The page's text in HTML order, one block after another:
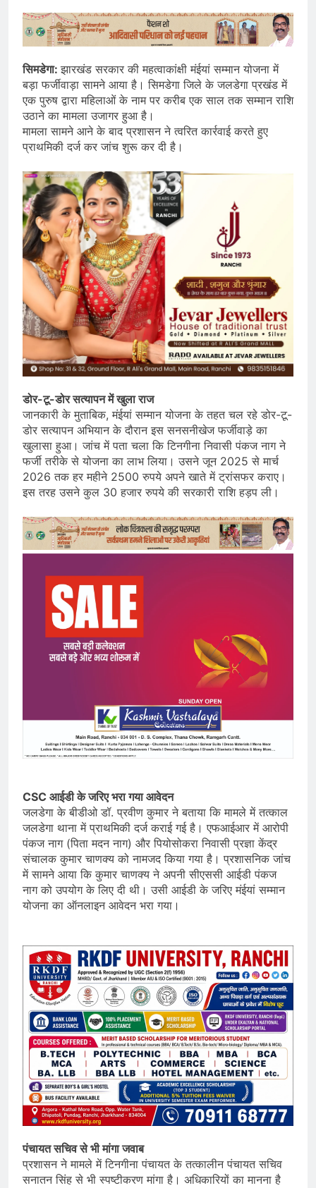
सिमडेगा:झारखंड सरकार की महत्वाकांक्षी मंईयां सम्मान योजना में
बड़ा फर्जीवाड़ा सामने आया है। सिमडेगा जिले के जलडेगा प्रखंड में
एक पुरुष द्वारा महिलाओं के नाम पर करीब एक साल तक सम्मान राशि
उठाने का मामला उजागर हुआ है।
मामला सामने आने के बाद प्रशासन ने त्वरित कार्रवाई करते हुए
प्राथमिकी दर्ज कर जांच शुरू कर दी है।
डोर-टू-डोर सत्यापन में खुला राज
जानकारी के मुताबिक, मंईयां सम्मान योजना के तहत चल रहे डोर-टू-
डोर सत्यापन अभियान के दौरान इस सनसनीखेज फर्जीवाड़े का
खुलासा हुआ। जांच में पता चला कि टिनगीना निवासी पंकज नाग ने
फर्जी तरीके से योजना का लाभ लिया। उसने जून 2025 से मार्च
2026 तक हर महीने 2500 रुपये अपने खाते में ट्रांसफर कराए।
इस तरह उसने कुल 30 हजार रुपये की सरकारी राशि हड़प ली।
CSC आईडी के जरिए भरा गया आवेदन
जलडेगा के बीडीओ डॉ. प्रवीण कुमार ने बताया कि मामले में तत्काल
जलडेगा थाना में प्राथमिकी दर्ज कराई गई है। एफआईआर में आरोपी
पंकज नाग (पिता मदन नाग) और पियोसोकरा निवासी प्रज्ञा केंद्र
संचालक कुमार चाणक्य को नामजद किया गया है। प्रशासनिक जांच
में सामने आया कि कुमार चाणक्य ने अपनी सीएससी आईडी पंकज
नाग को उपयोग के लिए दी थी। उसी आईडी के जरिए मंईयां सम्मान
योजना का ऑनलाइन आवेदन भरा गया।
पंचायत सचिव से भी मांगा जवाब
प्रशासन ने मामले में टिनगीना पंचायत के तत्कालीन पंचायत सचिव
सनातन सिंह से भी स्पष्टीकरण मांगा है। अधिकारियों का मानना है